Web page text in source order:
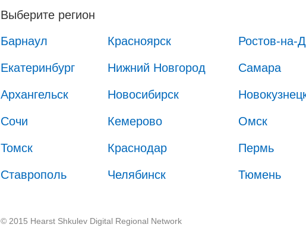
Выберите регион
Барнаул
Красноярск Ростов-на-
Екатеринбург Нижний Новгород Самара
Архангельск Новосибирск
Сочи Кемерово Омск
Томск Краснодар Пермь
Ставрополь Челябинск Тюмень
© 2015 Hearst Shkulev Digital Regional Network